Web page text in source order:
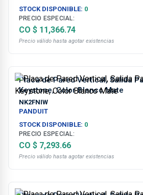
STOCK DISPONIBLE: 0
PRECIO ESPECIAL:
CO $ 11,366.74
Precio válido hasta agotar existencias
Placa de Pared Vertical, Salida
Keystone, Color Blanco Mate
NK2FNIW
PANDUIT
STOCK DISPONIBLE: 0
PRECIO ESPECIAL:
CO $ 7,293.66
Precio válido hasta agotar existencias